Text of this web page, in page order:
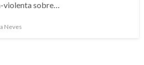
violenta sobre…
Neves